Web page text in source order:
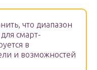
что диапазон
смарт-
в
и возможностей